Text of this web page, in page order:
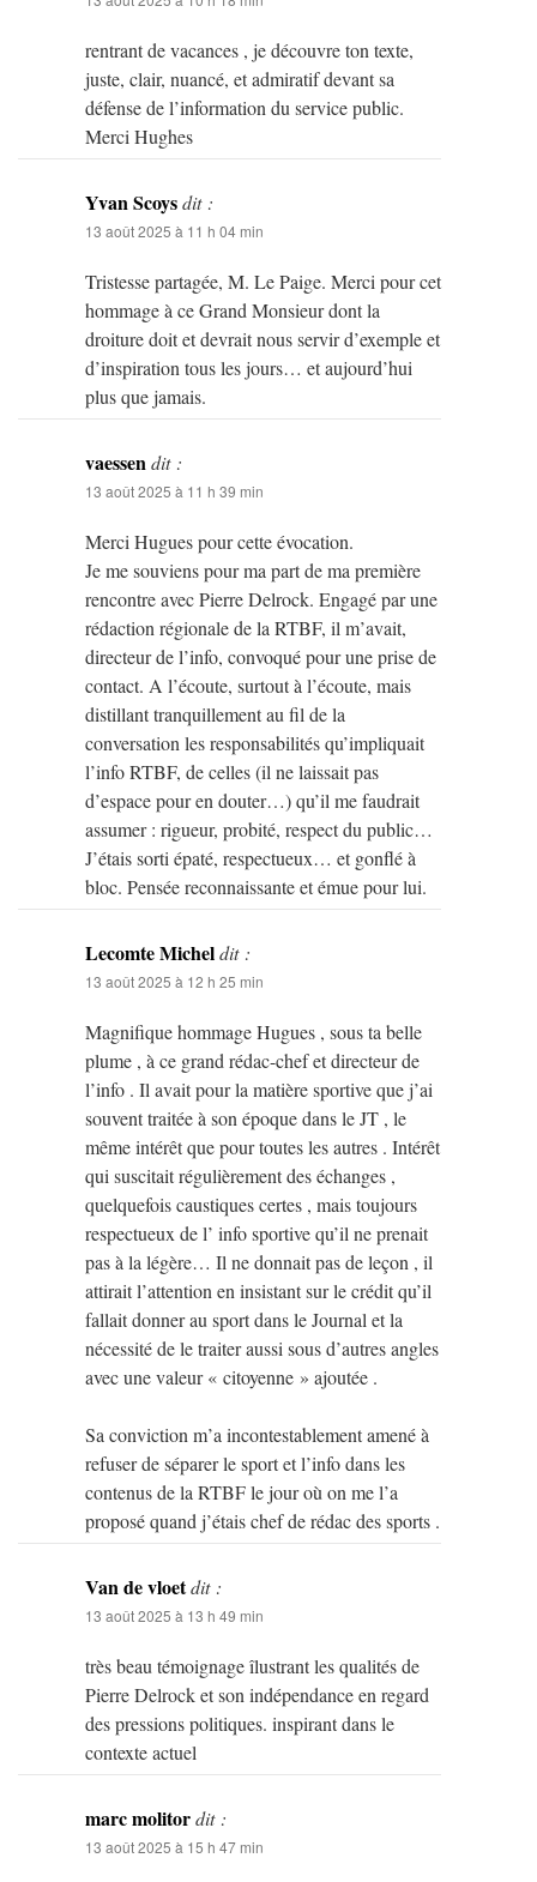
rentrant de vacances , je découvre ton texte,
juste, clair, nuancé, et admiratif devant sa
défense de l’information du service public.
Merci Hughes
Yvan Scoysdit :
13 août 2025 à 11 h 04 min
Tristesse partagée, M. Le Paige. Merci pour cet
hommage à ce Grand Monsieur dont la
droiture doit et devrait nous servir d’exemple et
d’inspiration tous les jours… et aujourd’hui
plus que jamais.
vaessendit :
13 août 2025 à 11 h 39 min
Merci Hugues pour cette évocation.
Je me souviens pour ma part de ma première
rencontre avec Pierre Delrock. Engagé par une
rédaction régionale de la RTBF, il m’avait,
directeur de l’info, convoqué pour une prise de
contact. A l’écoute, surtout à l’écoute, mais
distillant tranquillement au fil de la
conversation les responsabilités qu’impliquait
l’info RTBF, de celles (il ne laissait pas
d’espace pour en douter…) qu’il me faudrait
assumer : rigueur, probité, respect du public…
J’étais sorti épaté, respectueux… et gonflé à
bloc. Pensée reconnaissante et émue pour lui.
Lecomte Micheldit :
13 août 2025 à 12 h 25 min
Magnifique hommage Hugues , sous ta belle
plume , à ce grand rédac-chef et directeur de
l’info . Il avait pour la matière sportive que j’ai
souvent traitée à son époque dans le JT , le
même intérêt que pour toutes les autres . Intérêt
qui suscitait régulièrement des échanges ,
quelquefois caustiques certes , mais toujours
respectueux de l’ info sportive qu’il ne prenait
pas à la légère… Il ne donnait pas de leçon , il
attirait l’attention en insistant sur le crédit qu’il
fallait donner au sport dans le Journal et la
nécessité de le traiter aussi sous d’autres angles
avec une valeur « citoyenne » ajoutée .
Sa conviction m’a incontestablement amené à
refuser de séparer le sport et l’info dans les
contenus de la RTBF le jour où on me l’a
proposé quand j’étais chef de rédac des sports .
Van de vloetdit :
13 août 2025 à 13 h 49 min
très beau témoignage îlustrant les qualités de
Pierre Delrock et son indépendance en regard
des pressions politiques. inspirant dans le
contexte actuel
marc molitordit :
13 août 2025 à 15 h 47 min